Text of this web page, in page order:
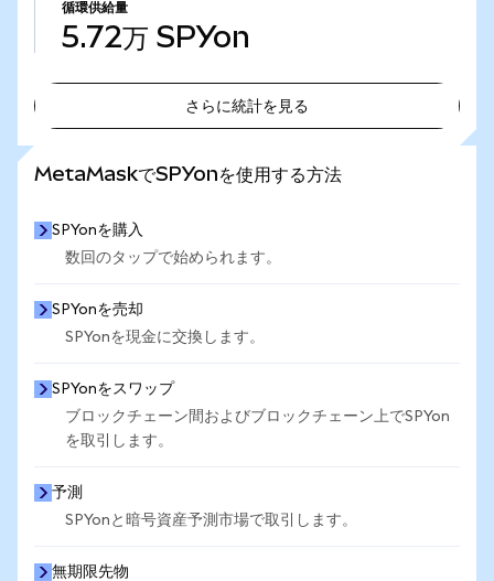
循環供給量
5.72万 SPYon
さらに統計を見る
MetaMaskでSPYonを使用する方法
SPYonを購入
数回のタップで始められます。
SPYonを売却
SPYonを現金に交換します。
SPYonをスワップ
ブロックチェーン間およびブロックチェーン上でSPYon
を取引します。
予測
SPYonと暗号資産予測市場で取引します。
無期限先物